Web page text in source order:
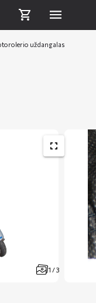
uždangalas
1 / 3